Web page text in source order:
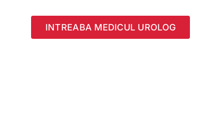
INTREABA MEDICUL UROLOG